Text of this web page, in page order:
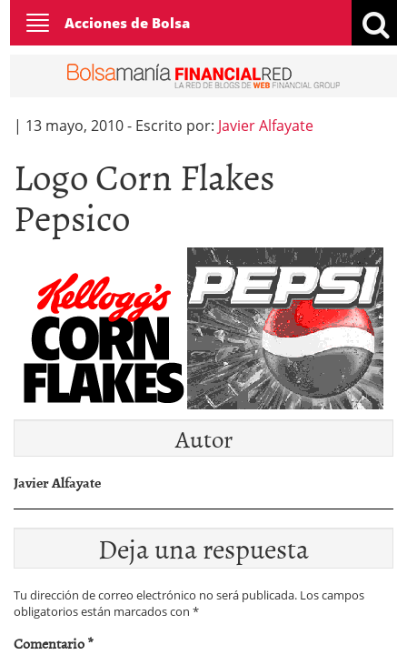
Toggle
navigation
Acciones de Bolsa
| 13 mayo, 2010- Escrito por: Javier Alfayate
Logo Corn Flakes
Pepsico
Autor
Javier Alfayate
Deja una respuesta
Tu dirección de correo electrónico no será publicada. Los campos
obligatorios están marcados con *
Comentario*